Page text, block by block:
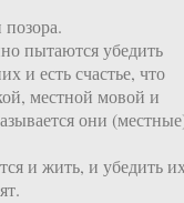
пытаются убедить
и есть счастье, что
местной мовой и
они
и жить, и убедить